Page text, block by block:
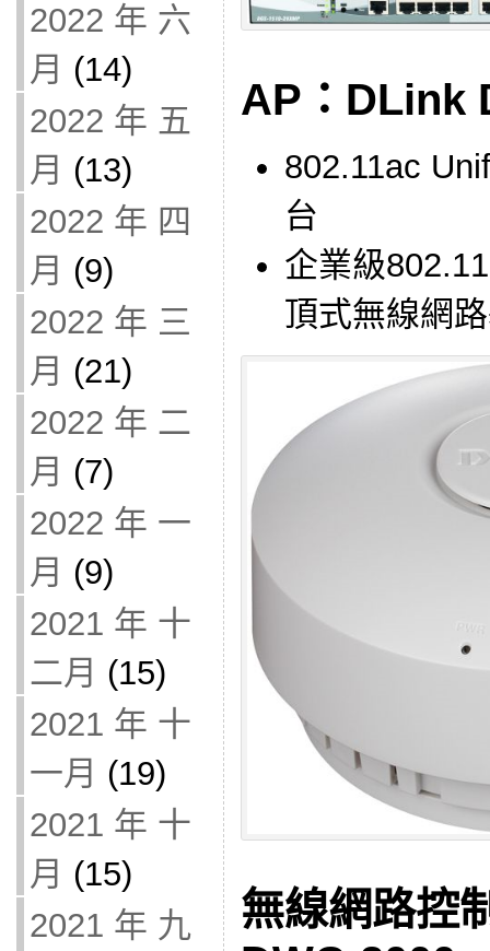
2022 年 六
月 (14)
2022 年 五
月 (13)
2022 年 四
月 (9)
2022 年 三
月 (21)
2022 年 二
月 (7)
2022 年 一
月 (9)
2021 年 十
二月 (15)
2021 年 十
一月 (19)
2021 年 十
月 (15)
2021 年 九
AP：DLink
802.11ac
台
企業級
頂式無線網
無線網路控